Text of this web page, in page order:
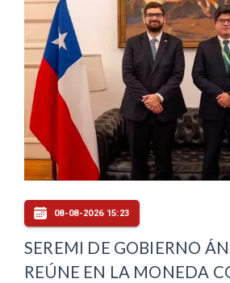
08-08-2026 15:23
SEREMI DE GOBIERNO
REÚNE EN LA MONEDA